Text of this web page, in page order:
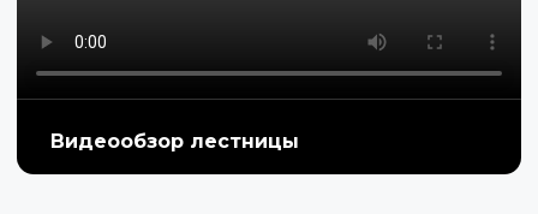
Видеообзор лестницы